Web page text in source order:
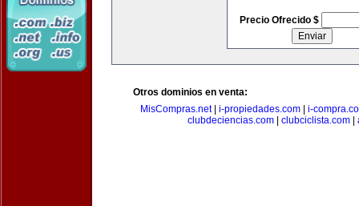
Precio Ofrecido $
Otros dominios en venta:
MisCompras.net| i-propiedades.com| i-
clubdeciencias.com
clubciclista.com